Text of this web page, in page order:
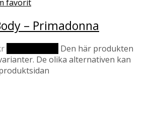
favorit
– Primadonna
Den här produkten
De olika alternativen kan